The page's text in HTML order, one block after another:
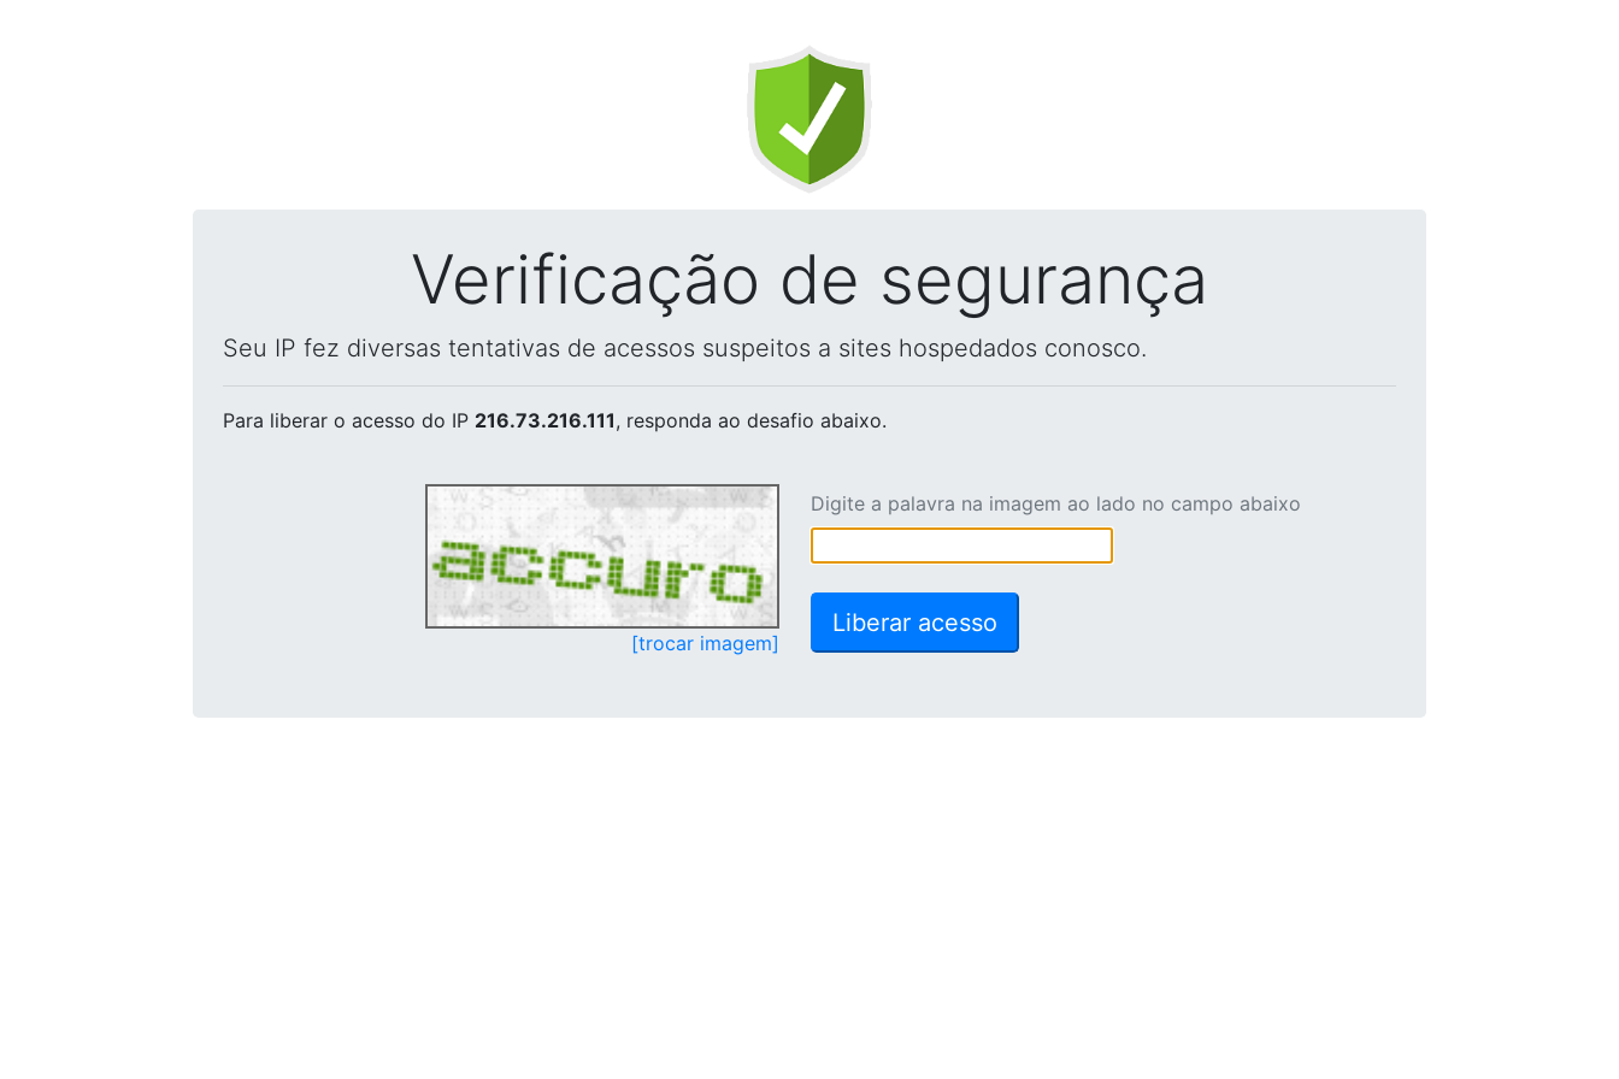
Verificação de segurança
Seu IP fez diversas tentativas de acessos suspeitos a sites hospedados conosco.
Para liberar o acesso do IP 216.73.216.111, responda ao desafio abaixo.
[trocar imagem]
Digite a palavra na imagem ao lado no campo abaixo